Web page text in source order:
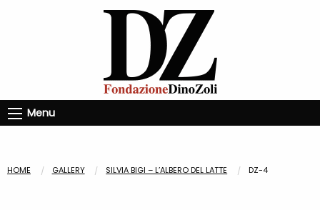
Menu
HOME GALLERY SILVIA BIGI – L’ALBERO DEL LATTE DZ-4